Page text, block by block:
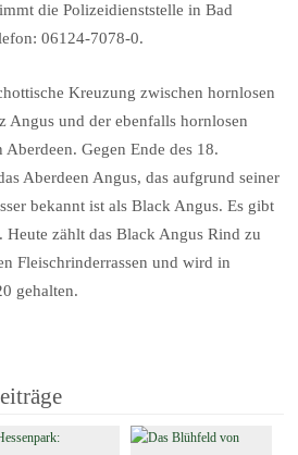
die Polizeidienststelle in Bad
06124-7078-0.
Kreuzung zwischen hornlosen
Angus und der ebenfalls hornlosen
Gegen Ende des 18.
Aberdeen Angus, das aufgrund seiner
bekannt ist als Black Angus. Es gibt
Heute zählt das Black Angus Rind zu
Fleischrinderrassen und wird in
gehalten.